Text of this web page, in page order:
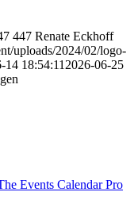
447 Renate Eckhoff
uploads/2024/02/logo-
14 18:54:11 2026-06-25
Events Calendar Pro